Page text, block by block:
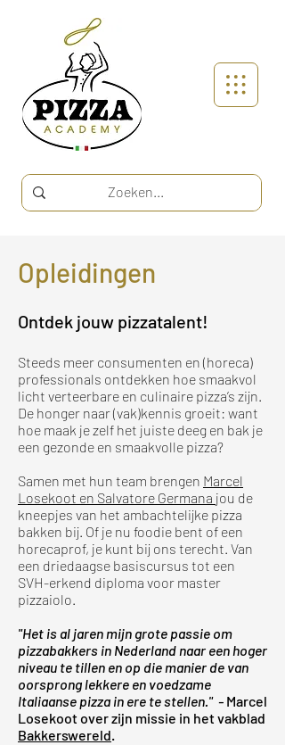
Opleidingen
Ontdek jouw pizzatalent!
Steeds meer consumenten en (horeca)
professionals ontdekken hoe smaakvol
licht verteerbare en culinaire pizza’s zijn.
De honger naar (vak)kennis groeit: want
hoe maak je zelf het juiste deeg en bak je
een gezonde en smaakvolle pizza?
Samen met hun team brengen Marcel
Losekoot en Salvatore Germana jou de
kneepjes van het ambachtelijke pizza
bakken bij. Of je nu foodie bent of een
horecaprof, je kunt bij ons terecht. Van
een driedaagse basiscursus tot een
SVH-erkend diploma voor master
pizzaiolo.
"Het is al jaren mijn grote passie om
pizzabakkers in Nederland naar een hoger
niveau te tillen en op die manier de van
oorsprong lekkere en voedzame
Italiaanse pizza in ere te stellen." - Marcel
Losekoot over zijn missie in het vakblad
Bakkerswereld.